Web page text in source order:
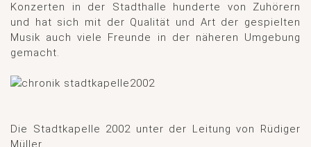
Konzerten in der Stadthalle hunderte von Zuhörern
und hat sich mit der Qualität und Art der gespielten
Musik auch viele Freunde in der näheren Umgebung
gemacht.
Die Stadtkapelle 2002 unter der Leitung von Rüdiger
Müller